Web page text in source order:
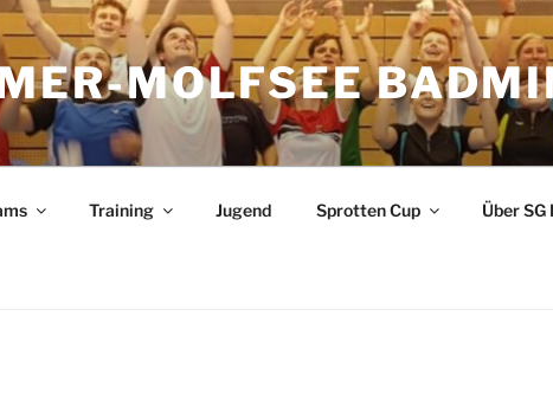
MOLFSEE
Training Jugend Sprotten Cup Über